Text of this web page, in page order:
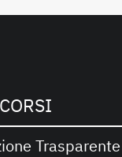
Trasparente